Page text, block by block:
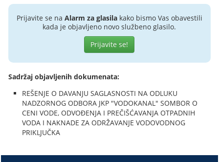
Prijavite se na Alarm za glasilakako bismo Vas obavestili
kada je objavljeno novo službeno glasilo.
Prijavite se!
Sadržaj objavljenih dokumenata:
REŠENJE O DAVANJU SAGLASNOSTI NA ODLUKU
NADZORNOG ODBORA JKP "VODOKANAL" SOMBOR O
CENI VODE, ODVOĐENJA I PREČIŠĆAVANJA OTPADNIH
VODA I NAKNADE ZA ODRŽAVANJE VODOVODNOG
PRIKLJUČKA